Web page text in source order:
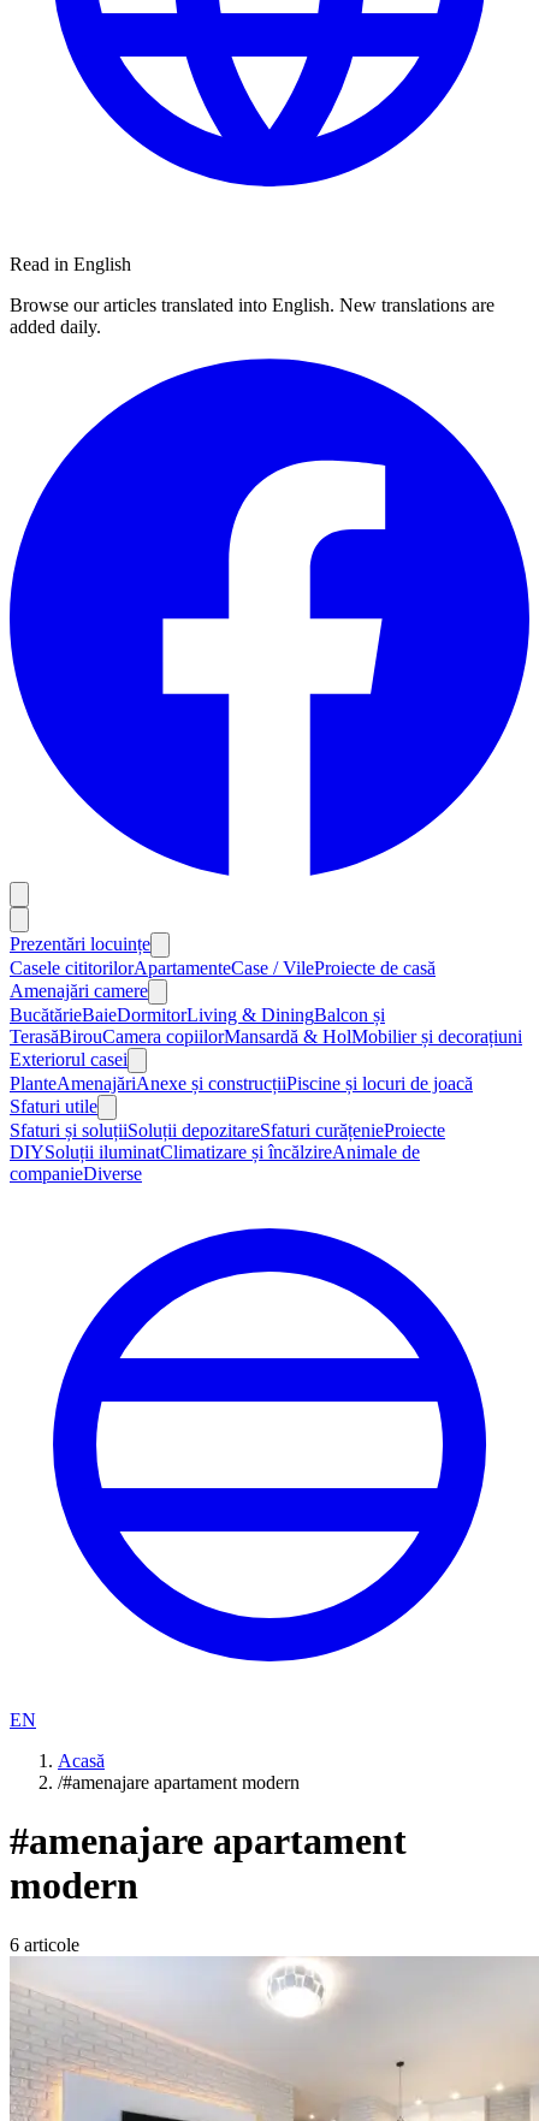
Read in English
Browse our articles translated into English. New translations are
added daily.
Prezentări locuințe
Casele cititorilorApartamenteCase / VileProiecte de casă
Amenajări camere
BucătărieBaieDormitorLiving & DiningBalcon și
TerasăBirouCamera copiilorMansardă & HolMobilier și decorațiuni
Exteriorul casei
PlanteAmenajăriAnexe și construcțiiPiscine și locuri de joacă
Sfaturi utile
Sfaturi și soluțiiSoluții depozitareSfaturi curățenieProiecte
DIYSoluții iluminatClimatizare și încălzireAnimale de
companieDiverse
EN
Acasă
/#amenajare apartament modern
#amenajare apartament
modern
6 articole